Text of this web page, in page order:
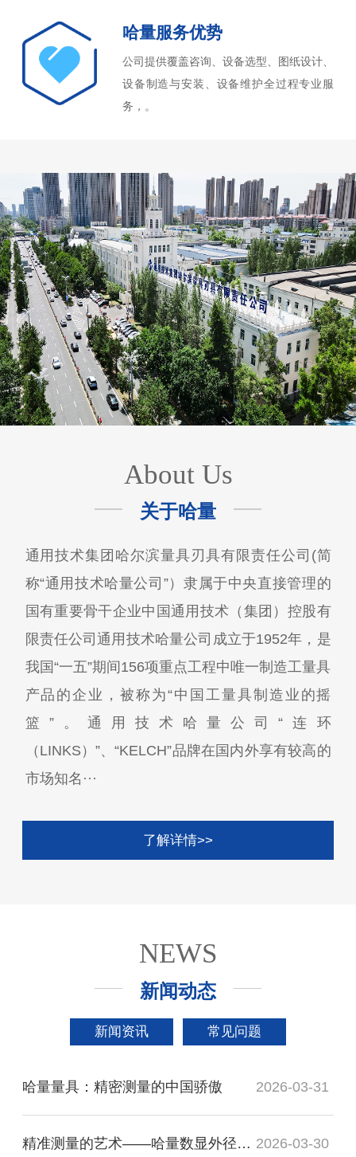
哈量服务优势
公司提供覆盖咨询、设备选型、图纸设计、
设备制造与安装、设备维护全过程专业服
务，。
About Us
关于哈量
通用技术集团哈尔滨量具刃具有限责任公司(简
称“通用技术哈量公司”）隶属于中央直接管理的
国有重要骨干企业中国通用技术（集团）控股有
限责任公司通用技术哈量公司成立于1952年，是
我国“一五”期间156项重点工程中唯一制造工量具
产品的企业，被称为“中国工量具制造业的摇
篮”。通用技术哈量公司“连环
（LINKS）”、“KELCH”品牌在国内外享有较高的
市场知名···
了解详情>>
NEWS
新闻动态
新闻资讯 常见问题
哈量量具：精密测量的中国骄傲 2026-03-31
精准测量的艺术——哈量数显外径千分尺操作指南 2026-03-30